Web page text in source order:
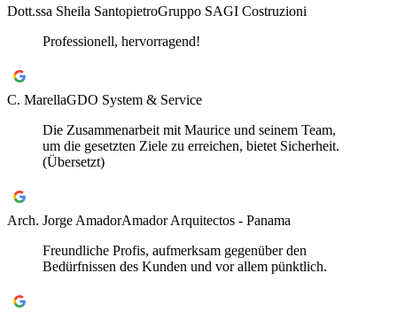
Dott.ssa Sheila SantopietroGruppo SAGI Costruzioni
Professionell, hervorragend!
C. MarellaGDO System & Service
Die Zusammenarbeit mit Maurice und seinem Team,
um die gesetzten Ziele zu erreichen, bietet Sicherheit.
(Übersetzt)
Arch. Jorge AmadorAmador Arquitectos - Panama
Freundliche Profis, aufmerksam gegenüber den
Bedürfnissen des Kunden und vor allem pünktlich.